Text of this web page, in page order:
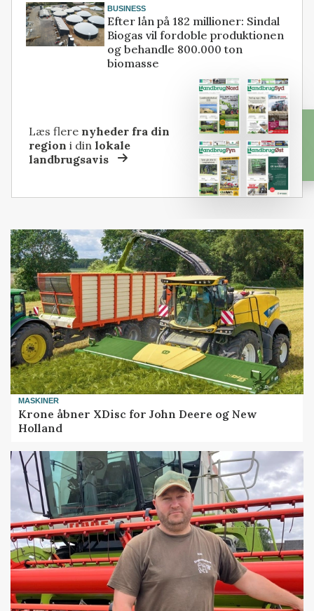
BUSINESS
Efter lån på 182 millioner: Sindal
Biogas vil fordoble produktionen
og behandle 800.000 ton
biomasse
Læs flere nyheder fra din
region i dinlokale
landbrugsavis
MASKINER
Krone åbner XDisc for John Deere og New
Holland